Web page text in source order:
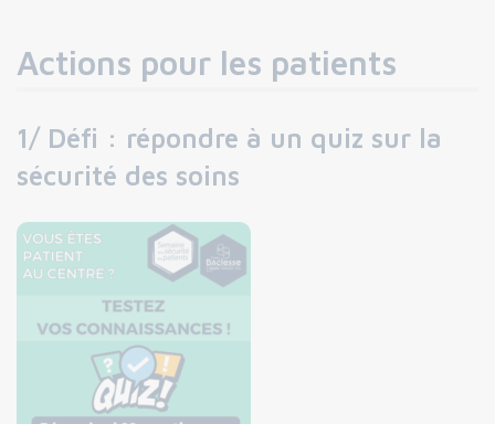
Actions pour les patients
1/ Défi : répondre à un quiz sur la
sécurité des soins